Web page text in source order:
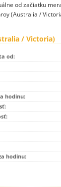
od začiatku
(Australia /
/ Victoria)
od:
hodinu:
hodinu: